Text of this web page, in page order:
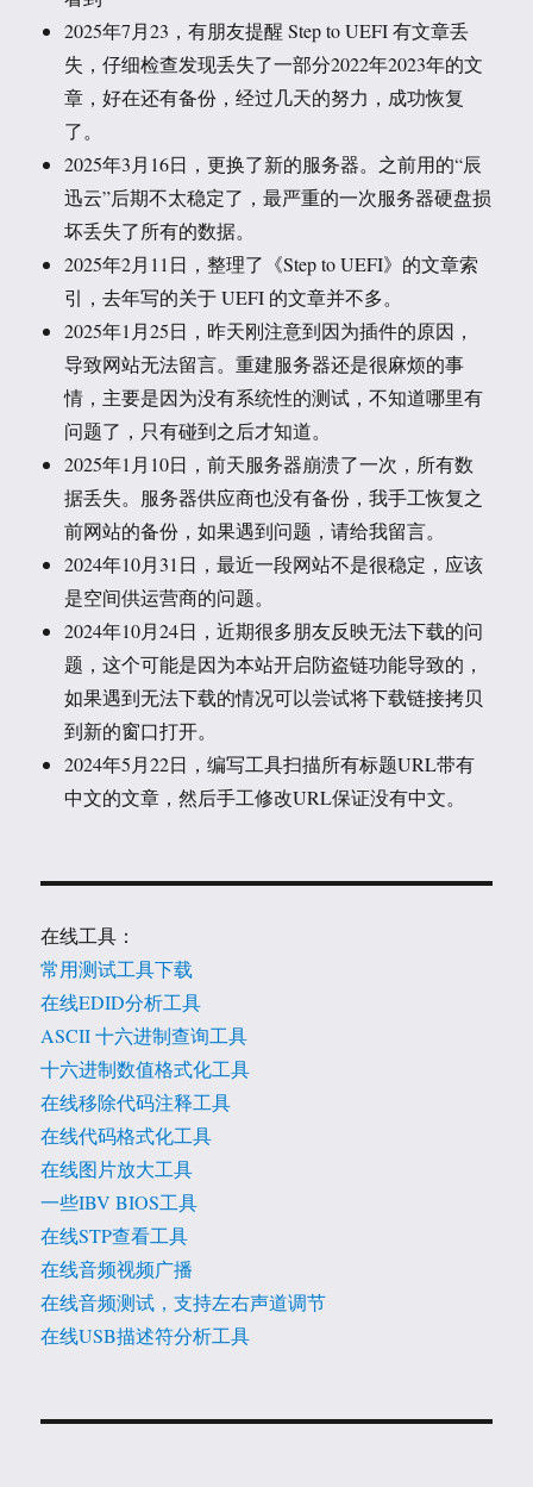
2025年7月23，有朋友提醒 Step to UEFI 有文章丢
失，仔细检查发现丢失了一部分2022年2023年的文
章，好在还有备份，经过几天的努力，成功恢复
了。
2025年3月16日，更换了新的服务器。之前用的“辰
迅云”后期不太稳定了，最严重的一次服务器硬盘损
坏丢失了所有的数据。
2025年2月11日，整理了《Step to UEFI》的文章索
引，去年写的关于 UEFI 的文章并不多。
2025年1月25日，昨天刚注意到因为插件的原因，
导致网站无法留言。重建服务器还是很麻烦的事
情，主要是因为没有系统性的测试，不知道哪里有
问题了，只有碰到之后才知道。
2025年1月10日，前天服务器崩溃了一次，所有数
据丢失。服务器供应商也没有备份，我手工恢复之
前网站的备份，如果遇到问题，请给我留言。
2024年10月31日，最近一段网站不是很稳定，应该
是空间供运营商的问题。
2024年10月24日，近期很多朋友反映无法下载的问
题，这个可能是因为本站开启防盗链功能导致的，
如果遇到无法下载的情况可以尝试将下载链接拷贝
到新的窗口打开。
2024年5月22日，编写工具扫描所有标题URL带有
中文的文章，然后手工修改URL保证没有中文。
在线工具：
常用测试工具下载
在线EDID分析工具
ASCII 十六进制查询工具
十六进制数值格式化工具
在线移除代码注释工具
在线代码格式化工具
在线图片放大工具
一些IBV BIOS工具
在线STP查看工具
在线音频视频广播
在线音频测试，支持左右声道调节
在线USB描述符分析工具